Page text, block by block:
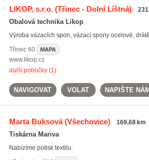
LIKOP, s.r.o.(Třinec - Dolní Líštná)
Obalová technika Likop
Výroba vázacích spon, vázací spony ocelové,
Třinec60 MAPA
www.likop.cz
další pobočky (1)
NAVIGOVAT VOLAT NAPIŠTE NÁM
Marta Buksová(Všechovice) 169,68 km
Tiskárna Mariva
Nabízíme potisk textilu.